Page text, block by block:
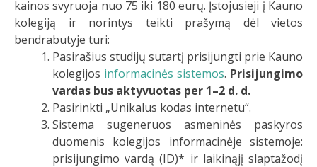
kainos svyruoja nuo 75 iki 180 eurų. Įstojusieji į Kauno
kolegiją ir norintys teikti prašymą dėl vietos
bendrabutyje turi:
Pasirašius studijų sutartį prisijungti prie Kauno
kolegijos informacinės sistemos. Prisijungimo
vardas bus aktyvuotas per 1–2 d. d.
Pasirinkti „Unikalus kodas internetu“.
Sistema sugeneruos asmeninės paskyros
duomenis kolegijos informacinėje sistemoje:
prisijungimo vardą (ID)* ir laikinąjį slaptažodį